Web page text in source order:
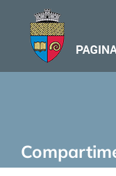
content